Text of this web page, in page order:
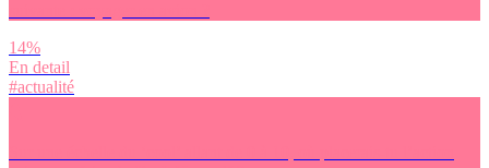
14%
En detail
#actualité